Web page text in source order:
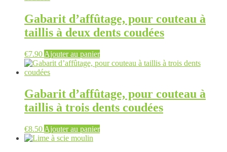
Gabarit d’affûtage, pour couteau à
taillis à deux dents coudées
€7.90 Ajouter au panier
Gabarit d’affûtage, pour couteau à
taillis à trois dents coudées
€8.50 Ajouter au panier